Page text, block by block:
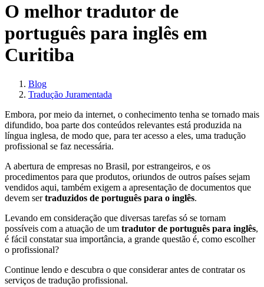
O melhor tradutor de
português para inglês em
Curitiba
Blog
Tradução Juramentada
Embora, por meio da internet, o conhecimento tenha se tornado mais
difundido, boa parte dos conteúdos relevantes está produzida na
língua inglesa, de modo que, para ter acesso a eles, uma tradução
profissional se faz necessária.
A abertura de empresas no Brasil, por estrangeiros, e os
procedimentos para que produtos, oriundos de outros países sejam
vendidos aqui, também exigem a apresentação de documentos que
devem sertraduzidos de português para o inglês.
Levando em consideração que diversas tarefas só se tornam
possíveis com a atuação de um tradutor de português para inglês,
é fácil constatar sua importância, a grande questão é, como escolher
o profissional?
Continue lendo e descubra o que considerar antes de contratar os
serviços de tradução profissional.